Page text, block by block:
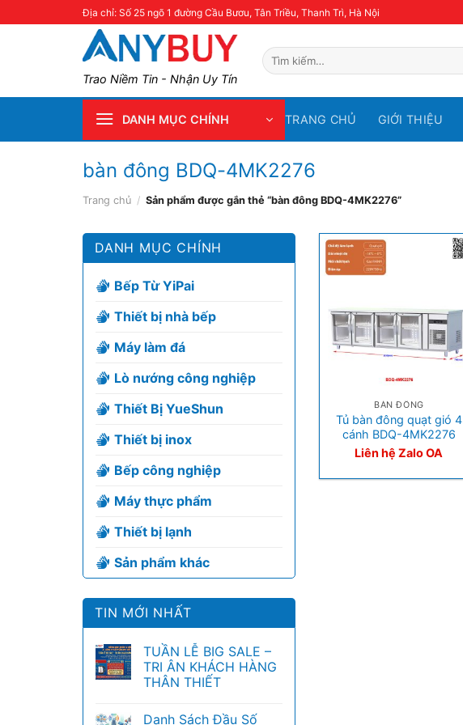
Địa chỉ: Số 25 ngõ 1 đường Cầu Bươu, Tân Triều, Thanh Trì, Hà Nội
Trao Niềm Tin - Nhận Uy Tín
Tìm
kiếm:
DANH MỤC CHÍNH TRANG CHỦ GIỚI THIỆU
bàn đông BDQ-4MK2276
Trang chủ / Sản phẩm được gắn thẻ “bàn đông BDQ-4MK2276”
DANH MỤC CHÍNH
Bếp Từ YiPai
Thiết bị nhà bếp
Máy làm đá
Lò nướng công nghiệp
Thiết Bị YueShun
Thiết bị inox
Bếp công nghiệp
Máy thực phẩm
Thiết bị lạnh
Sản phẩm khác
TIN MỚI NHẤT
TUẦN LỄ BIG SALE –
TRI ÂN KHÁCH HÀNG
THÂN THIẾT
Danh Sách Đầu Số
BÀN ĐÔNG
Tủ bàn đông quạt gió 4
cánh BDQ-4MK2276
Liên hệ Zalo OA